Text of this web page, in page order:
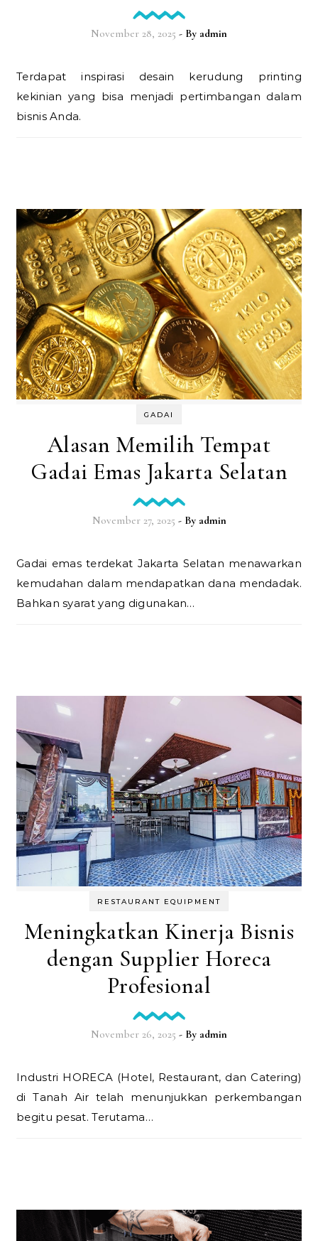
November 28, 2025 - By admin
Terdapat inspirasi desain kerudung printing
kekinian yang bisa menjadi pertimbangan dalam
bisnis Anda.
GADAI
Alasan Memilih Tempat
Gadai Emas Jakarta Selatan
November 27, 2025 - By admin
Gadai emas terdekat Jakarta Selatan menawarkan
kemudahan dalam mendapatkan dana mendadak.
Bahkan syarat yang digunakan…
RESTAURANT EQUIPMENT
Meningkatkan Kinerja Bisnis
dengan Supplier Horeca
Profesional
November 26, 2025 - By admin
Industri HORECA (Hotel, Restaurant, dan Catering)
di Tanah Air telah menunjukkan perkembangan
begitu pesat. Terutama…